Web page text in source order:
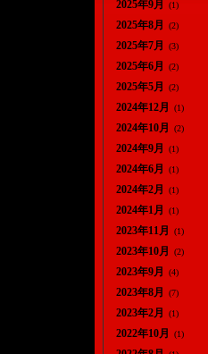
2025年9月 (1)
2025年8月 (2)
2025年7月 (3)
2025年6月 (2)
2025年5月 (2)
2024年12月 (1)
2024年10月 (2)
2024年9月 (1)
2024年6月 (1)
2024年2月 (1)
2024年1月 (1)
2023年11月 (1)
2023年10月 (2)
2023年9月 (4)
2023年8月 (7)
2023年2月 (1)
2022年10月 (1)